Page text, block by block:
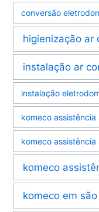
conversão
higienização ar
instalação ar
instalação
komeco assistência
komeco
komeco
komeco em